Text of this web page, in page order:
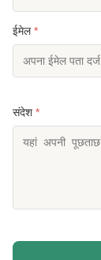
ईमेल*
संदेश *